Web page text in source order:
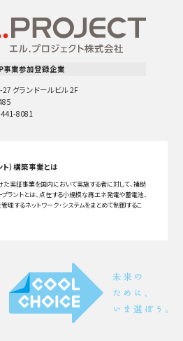
事業参加登録企業
グランドールビル 2F
8081
）構築事業とは
た実証事業を国内において実施する者に対して、補助
ラントとは、点在する小規模な再エネ発電や蓄電池、
するネットワーク・システムをまとめて制御するこ